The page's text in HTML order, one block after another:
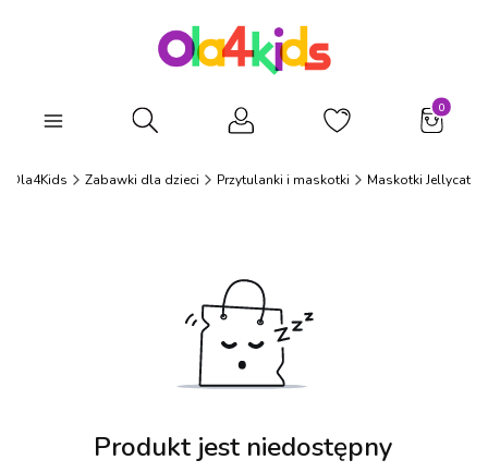
Otwórz wyszukiwarkę
Ola4Kids Zabawki dla dzieci Przytulanki i maskotki Maskotki Jellycat
Produkt jest niedostępny